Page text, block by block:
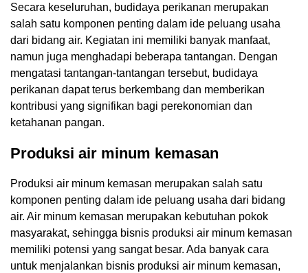
Secara keseluruhan, budidaya perikanan merupakan
salah satu komponen penting dalam ide peluang usaha
dari bidang air. Kegiatan ini memiliki banyak manfaat,
namun juga menghadapi beberapa tantangan. Dengan
mengatasi tantangan-tantangan tersebut, budidaya
perikanan dapat terus berkembang dan memberikan
kontribusi yang signifikan bagi perekonomian dan
ketahanan pangan.
Produksi air minum kemasan
Produksi air minum kemasan merupakan salah satu
komponen penting dalam ide peluang usaha dari bidang
air. Air minum kemasan merupakan kebutuhan pokok
masyarakat, sehingga bisnis produksi air minum kemasan
memiliki potensi yang sangat besar. Ada banyak cara
untuk menjalankan bisnis produksi air minum kemasan,